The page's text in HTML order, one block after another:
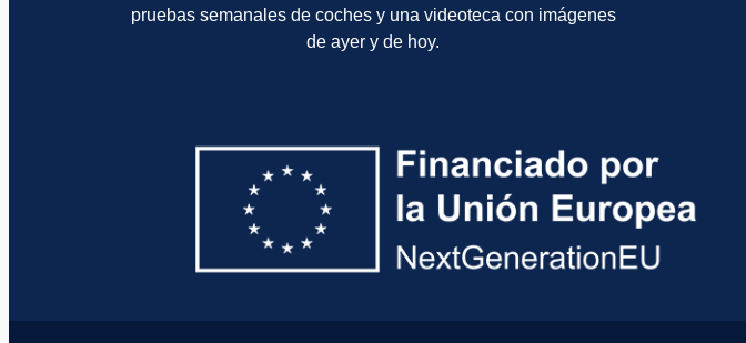
pruebas semanales de coches y una videoteca con imágenes
de ayer y de hoy.